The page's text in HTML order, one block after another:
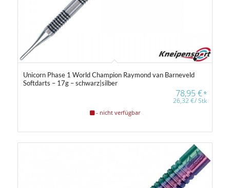
Unicorn Phase 1 World Champion Raymond van Barneveld
Softdarts – 17g – schwarz|silber
78,95€*
26,32€/Stk
- nicht verfügbar